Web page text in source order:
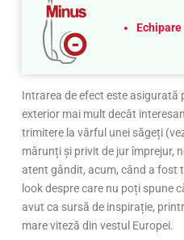
Intrarea de efect este asigurată
exterior mai mult decât
trimitere la vârful unei săgeți
mărunți și privit de jur împrejur,
atent gândit, acum, când a fost
look despre care nu poți spune
avut ca sursă de inspirație,
mare viteză din vestul Europei.